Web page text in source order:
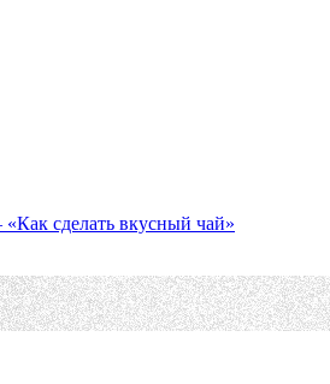
сделать вкусный чай»